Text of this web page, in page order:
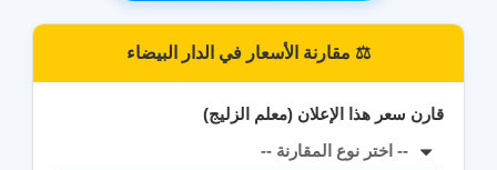
⚖️ مقارنة الأسعار في الدار البيضاء
قارن سعر هذا الإعلان (معلم الزليج)
-- اختر نوع المقارنة --
0